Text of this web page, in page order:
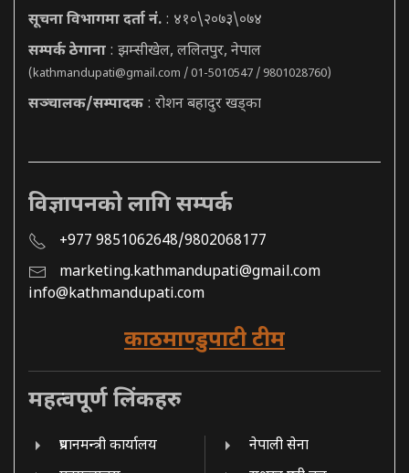
सूचना विभागमा दर्ता नं. : ४१०\२०७३\०७४
सम्पर्क ठेगाना : झम्सीखेल, ललितपुर, नेपाल
(kathmandupati@gmail.com / 01-5010547 / 9801028760)
सञ्चालक/सम्पादक : रोशन बहादुर खड्का
विज्ञापनको लागि सम्पर्क
+977 9851062648/9802068177
marketing.kathmandupati@gmail.com
info@kathmandupati.com
काठमाण्डुपाटी टीम
महत्वपूर्ण लिंकहरु
प्रधानमन्त्री कार्यालय
नेपाली सेना